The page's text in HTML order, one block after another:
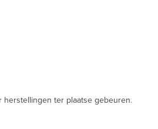
ter plaatse gebeuren.